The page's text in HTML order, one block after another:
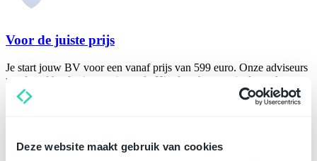
Deze website maakt gebruik van cookies
Voor de juiste prijs
Je start jouw BV voor een vanaf prijs van 599 euro. Onze adviseurs
regelen al het lastige papierwerk. Hierdoor bespaar je dagen lang
zoeken naar antwoorden.